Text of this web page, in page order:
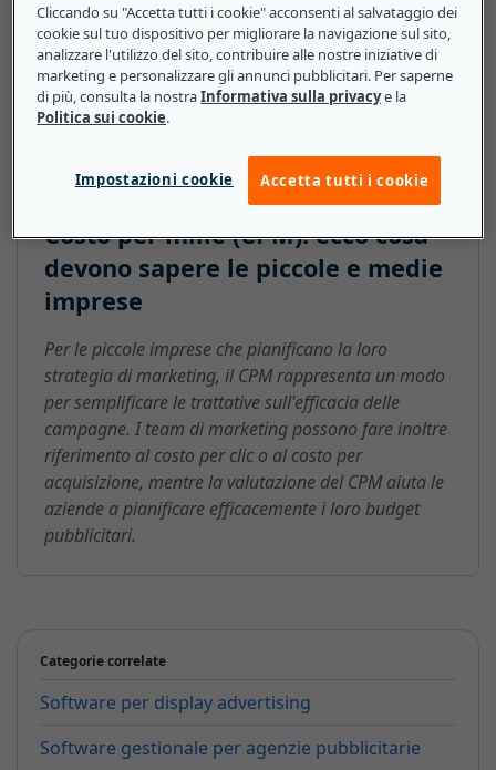
minori saranno i costi associati a un'impressione
pubblicitaria. Un CPM di 1 euro significa che
un'azienda dovrà sostenere il costo di un solo euro per
ottenere 1.000 impressioni pubblicitarie. Se invece il
CPM fosse di 10 euro, sarebbe dieci volte più costoso.
Costo per mille (CPM): ecco cosa
devono sapere le piccole e medie
imprese
Per le piccole imprese che pianificano la loro
strategia di marketing, il CPM rappresenta un modo
per semplificare le trattative sull'efficacia delle
campagne. I team di marketing possono fare inoltre
riferimento al costo per clic o al costo per
acquisizione, mentre la valutazione del CPM aiuta le
aziende a pianificare efficacemente i loro budget
pubblicitari.
Categorie correlate
Software per display advertising
Software gestionale per agenzie pubblicitarie
Cliccando su "Accetta tutti i cookie" acconsenti al salvataggio dei
cookie sul tuo dispositivo per migliorare la navigazione sul sito,
analizzare l'utilizzo del sito, contribuire alle nostre iniziative di
marketing e personalizzare gli annunci pubblicitari. Per saperne
di più, consulta la nostraInformativa sulla privacye la
Politica sui cookie.
Impostazioni cookie Accetta tutti i cookie